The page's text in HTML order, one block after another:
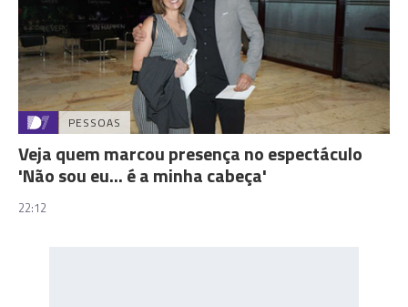
PESSOAS
Veja quem marcou presença no espectáculo
'Não sou eu... é a minha cabeça'
22:12